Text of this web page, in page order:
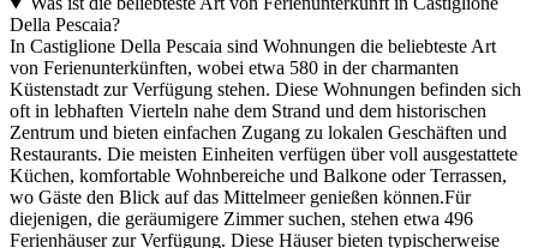
Della Pescaia?
In Castiglione Della Pescaia sind Wohnungen die beliebteste Art
von Ferienunterkünften, wobei etwa 580 in der charmanten
Küstenstadt zur Verfügung stehen. Diese Wohnungen befinden sich
oft in lebhaften Vierteln nahe dem Strand und dem historischen
Zentrum und bieten einfachen Zugang zu lokalen Geschäften und
Restaurants. Die meisten Einheiten verfügen über voll ausgestattete
Küchen, komfortable Wohnbereiche und Balkone oder Terrassen,
wo Gäste den Blick auf das Mittelmeer genießen können.Für
diejenigen, die geräumigere Zimmer suchen, stehen etwa 496
Ferienhäuser zur Verfügung. Diese Häuser bieten typischerweise